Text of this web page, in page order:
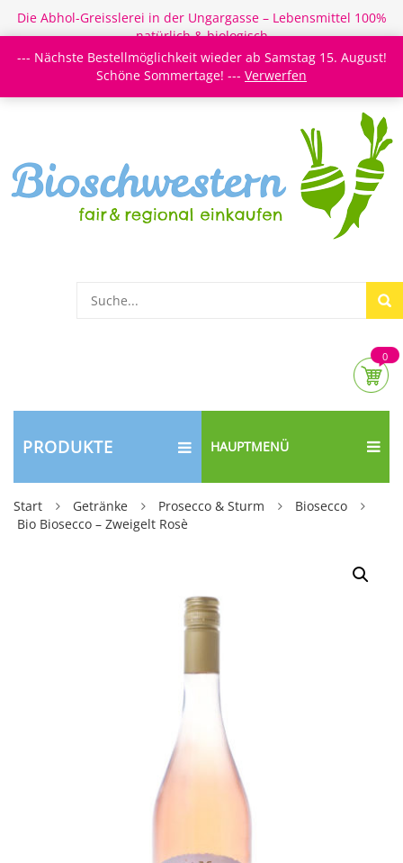
Die Abhol-Greisslerei in der Ungargasse – Lebensmittel 100%
natürlich & biologisch
Login/Register Newsletter Meine Merkzettel
0
PRODUKTE HAUPTMENÜ
Start Getränke Prosecco & Sturm
Biosecco
Bio Biosecco – Zweigelt Rosè
--- Nächste Bestellmöglichkeit wieder ab Samstag 15. August!
Schöne Sommertage! --- Verwerfen